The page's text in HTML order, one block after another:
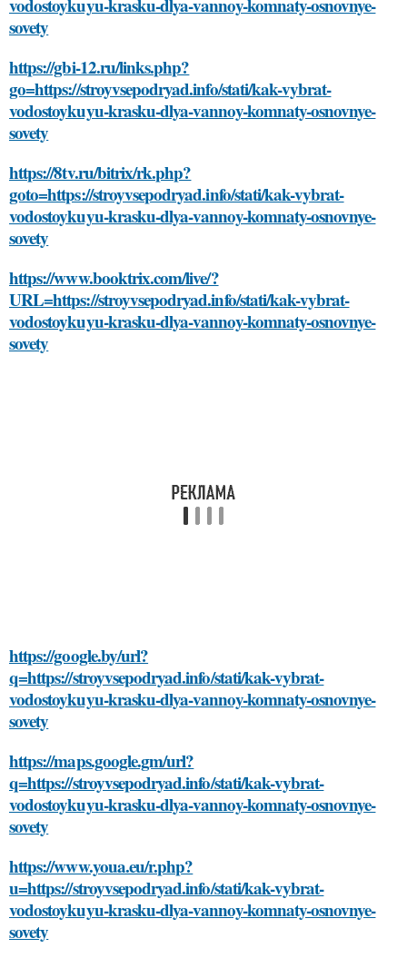
vodostoykuyu-krasku-dlya-vannoy-komnaty-osnovnye-
sovety
https://gbi-12.ru/links.php?
go=https://stroyvsepodryad.info/stati/kak-vybrat-
vodostoykuyu-krasku-dlya-vannoy-komnaty-osnovnye-
sovety
https://8tv.ru/bitrix/rk.php?
goto=https://stroyvsepodryad.info/stati/kak-vybrat-
vodostoykuyu-krasku-dlya-vannoy-komnaty-osnovnye-
sovety
https://www.booktrix.com/live/?
URL=https://stroyvsepodryad.info/stati/kak-vybrat-
vodostoykuyu-krasku-dlya-vannoy-komnaty-osnovnye-
sovety
https://google.by/url?
q=https://stroyvsepodryad.info/stati/kak-vybrat-
vodostoykuyu-krasku-dlya-vannoy-komnaty-osnovnye-
sovety
https://maps.google.gm/url?
q=https://stroyvsepodryad.info/stati/kak-vybrat-
vodostoykuyu-krasku-dlya-vannoy-komnaty-osnovnye-
sovety
https://www.youa.eu/r.php?
u=https://stroyvsepodryad.info/stati/kak-vybrat-
vodostoykuyu-krasku-dlya-vannoy-komnaty-osnovnye-
sovety